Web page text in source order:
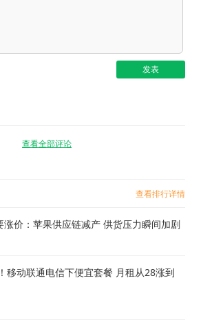
查看全部评论
查看排行详情
价：苹果供应链减产 供货压力瞬间加剧
移动联通电信下便宜套餐 月租从28涨到